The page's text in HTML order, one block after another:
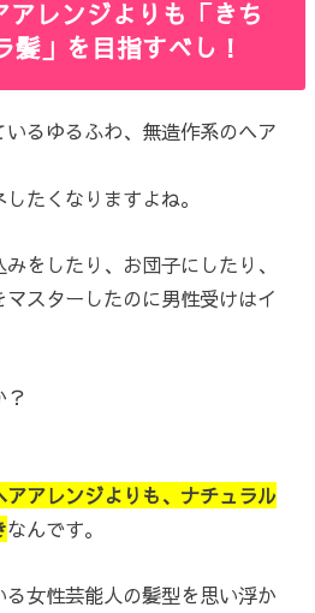
アレンジよりも「きち
髪」を目指すべし！
るゆるふわ、無造作系のヘア
たくなりますよね。
をしたり、お団子にしたり、
スターしたのに男性受けはイ
？
アレンジよりも、ナチュラル
なんです。
女性芸能人の髪型を思い浮か